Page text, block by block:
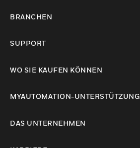
BRANCHEN
SUPPORT
WO SIE KAUFEN KÖNNEN
MYAUTOMATION-UNTERSTÜTZUNG
DAS UNTERNEHMEN